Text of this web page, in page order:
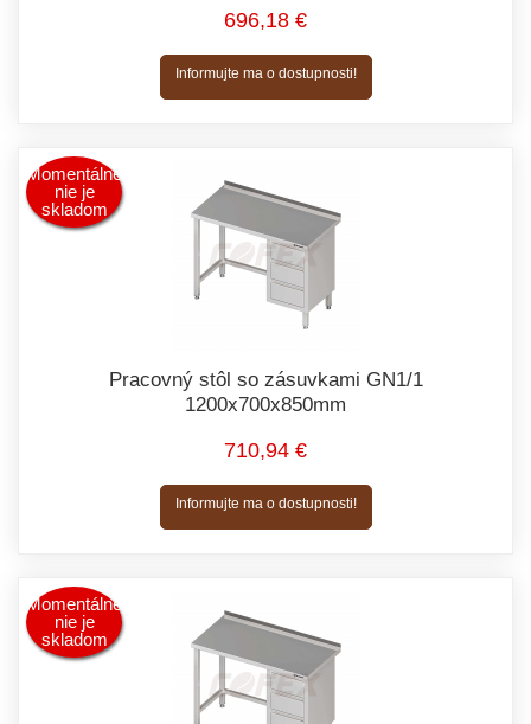
696,18 €
Informujte ma o dostupnosti!
Momentálne
nie je
skladom
Pracovný stôl so zásuvkami GN1/1
1200x700x850mm
710,94 €
Informujte ma o dostupnosti!
Momentálne
nie je
skladom